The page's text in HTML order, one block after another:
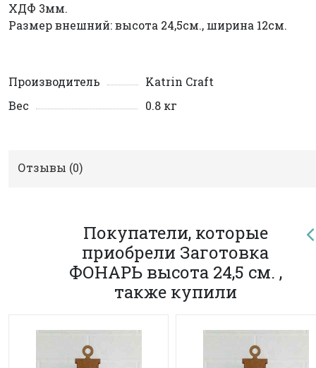
ХДФ 3мм.
Размер внешний: высота 24,5см., ширина 12см.
Производитель
Katrin Craft
Вес
0.8 кг
Отзывы (0)
Покупатели, которые
приобрели Заготовка
ФОНАРЬ высота 24,5 см. ,
также купили